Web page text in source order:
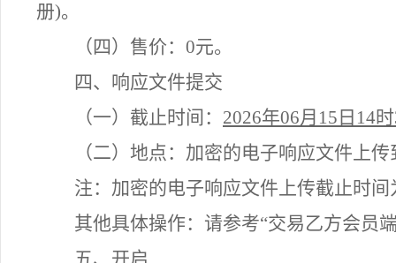
册)。
（四） 售价： 0元。
四、响应文件提交
（一） 截止时间： 2026年06月 15 日 14时
（二） 地点：加密的电子响应文件上
注：加密的电子响应文件上传截止时
其他具体操作：请参考“交易乙方会员
五、开启